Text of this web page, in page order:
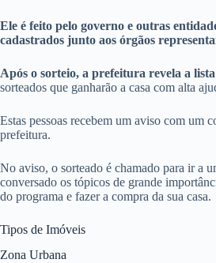
Ele é feito pelo governo e outras
cadastrados junto aos órgãos
Após o sorteio, a prefeitura revela a lista
sorteados que ganharão a casa com alta
Estas pessoas recebem um aviso com um
prefeitura.
No aviso, o sorteado é chamado para ir a
conversado os tópicos de grande
do programa e fazer a compra da sua casa.
Tipos de Imóveis
Zona Urbana